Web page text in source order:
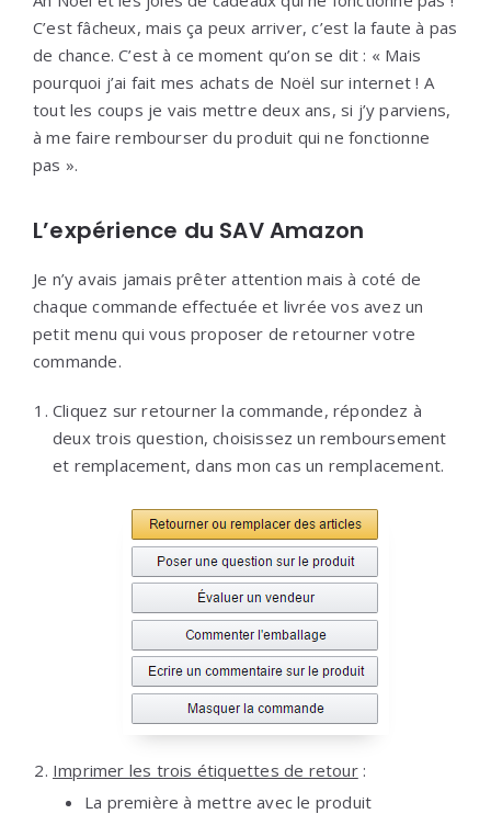
C’est fâcheux, mais ça peux arriver, c’est la faute à pas
de chance. C’est à ce moment qu’on se dit : « Mais
pourquoi j’ai fait mes achats de Noël sur internet ! A
tout les coups je vais mettre deux ans, si j’y parviens,
à me faire rembourser du produit qui ne fonctionne
pas ».
L’expérience du SAV Amazon
Je n’y avais jamais prêter attention mais à coté de
chaque commande effectuée et livrée vos avez un
petit menu qui vous proposer de retourner votre
commande.
Cliquez sur retourner la commande, répondez à
deux trois question, choisissez un remboursement
et remplacement, dans mon cas un remplacement.
Imprimer les trois étiquettes de retour:
La première à mettre avec le produit